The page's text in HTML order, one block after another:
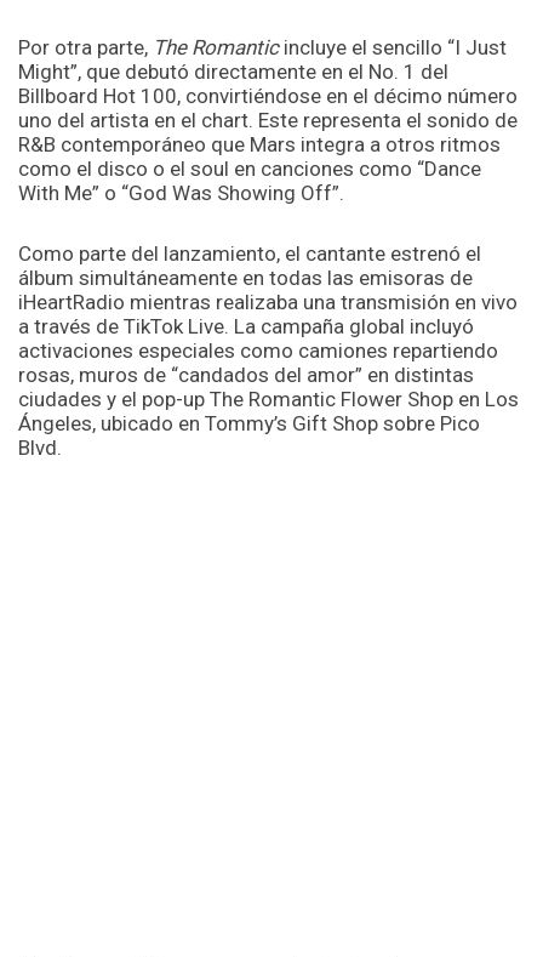
Por otra parte, The Romanticincluye el sencillo “I Just
Might”, que debutó directamente en el No. 1 del
Billboard Hot 100, convirtiéndose en el décimo número
uno del artista en el chart. Este representa el sonido de
R&B contemporáneo que Mars integra a otros ritmos
como el disco o el soul en canciones como “Dance
With Me” o “God Was Showing Off”.
Como parte del lanzamiento, el cantante estrenó el
álbum simultáneamente en todas las emisoras de
iHeartRadio mientras realizaba una transmisión en vivo
a través de TikTok Live. La campaña global incluyó
activaciones especiales como camiones repartiendo
rosas, muros de “candados del amor” en distintas
ciudades y el pop-up The Romantic Flower Shop en Los
Ángeles, ubicado en Tommy’s Gift Shop sobre Pico
Blvd.